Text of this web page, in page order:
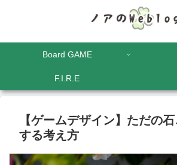
Board GAME
F.I.R.E
【ゲームデザイン】ただの
する考え方